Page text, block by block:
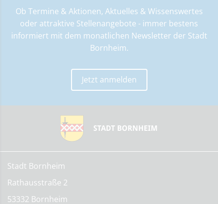
Ob Termine & Aktionen, Aktuelles & Wissenswertes
oder attraktive Stellenangebote ­- immer bestens
informiert mit dem monatlichen Newsletter der Stadt
Bornheim.
Jetzt anmelden
Stadt Bornheim
Rathausstraße 2
53332 Bornheim